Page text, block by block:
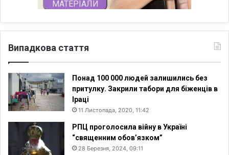
Випадкова стаття
Понад 100 000 людей залишились без
притулку. Закрили табори для біженців в
Іраці
11 Листопада, 2020, 11:42
РПЦ проголосила війну в Україні
“священним обов’язком”
28 Березня, 2024, 09:11